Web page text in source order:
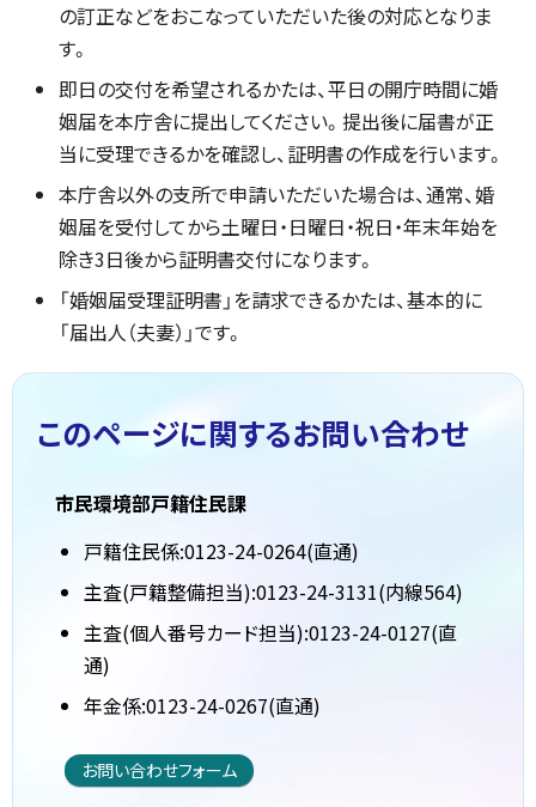
の訂正などをおこなっていただいた後の対応となりま
す。
即日の交付を希望されるかたは、平日の開庁時間に婚
姻届を本庁舎に提出してください。提出後に届書が正
当に受理できるかを確認し、証明書の作成を行います。
本庁舎以外の支所で申請いただいた場合は、通常、婚
姻届を受付してから土曜日・日曜日・祝日・年末年始を
除き3日後から証明書交付になります。
「婚姻届受理証明書」を請求できるかたは、基本的に
「届出人（夫妻）」です。
このページに関するお問い合わせ
市民環境部戸籍住民課
戸籍住民係:0123-24-0264(直通)
主査(戸籍整備担当):0123-24-3131(内線564)
主査(個人番号カード担当):0123-24-0127(直
通)
年金係:0123-24-0267(直通)
お問い合わせフォーム